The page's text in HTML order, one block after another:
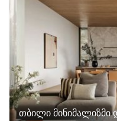
თბილი მინიმალიზმი